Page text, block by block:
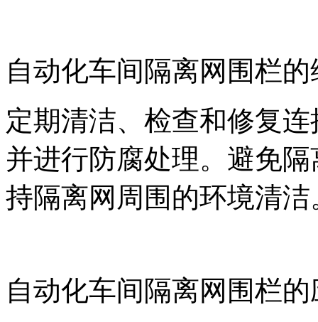
自动化车间隔离网围栏
定期清洁、检查和修复
并进行防腐处理。避免
持隔离网周围的环境清洁
自动化车间隔离网围栏